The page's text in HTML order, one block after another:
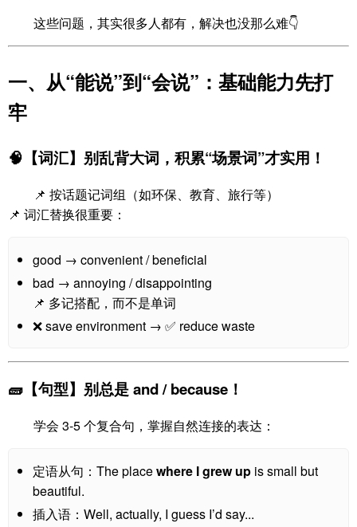
这些问题，其实很多人都有，解决也没那么难👇
一、从“能说”到“会说”：基础能力先打
牢
🧠【词汇】别乱背大词，积累“场景词”才实用！
📌 按话题记词组（如环保、教育、旅行等）
📌 词汇替换很重要：
good → convenient / beneficial
bad → annoying / disappointing
📌 多记搭配，而不是单词
❌ save environment → ✅ reduce waste
🧱【句型】别总是 and / because！
学会 3-5 个复合句，掌握自然连接的表达：
定语从句：The placewhere I grew up is small but
beautiful.
插入语：Well, actually, I guess I’d say...